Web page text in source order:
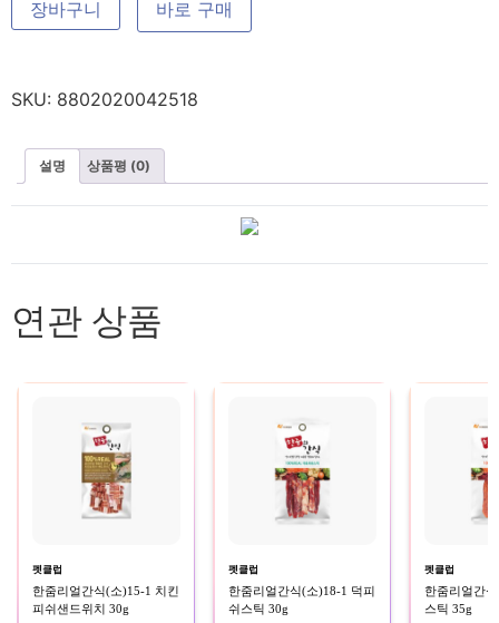
장바구니 바로 구매
SKU: 8802020042518
설명 상품평 (0)
연관 상품
펫클럽
한줌리얼간식(소)15-1 치킨
피쉬샌드위치 30g
펫클럽
한줌리얼간식(소)18-1 덕피
쉬스틱 30g
펫클럽
한줌리얼간
스틱 35g